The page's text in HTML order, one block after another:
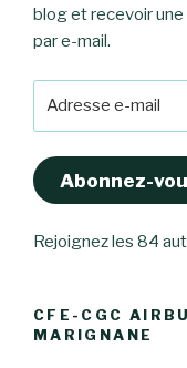
blog et recevoir
par e-mail.
Abonnez-
Rejoignez les 84
CFE-CGC
MARIGNANE